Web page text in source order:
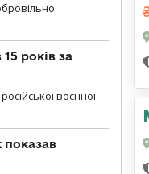
років за
воєнної
показав